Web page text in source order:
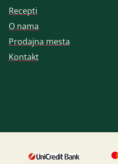
Recepti
O nama
Prodajna mesta
Kontakt